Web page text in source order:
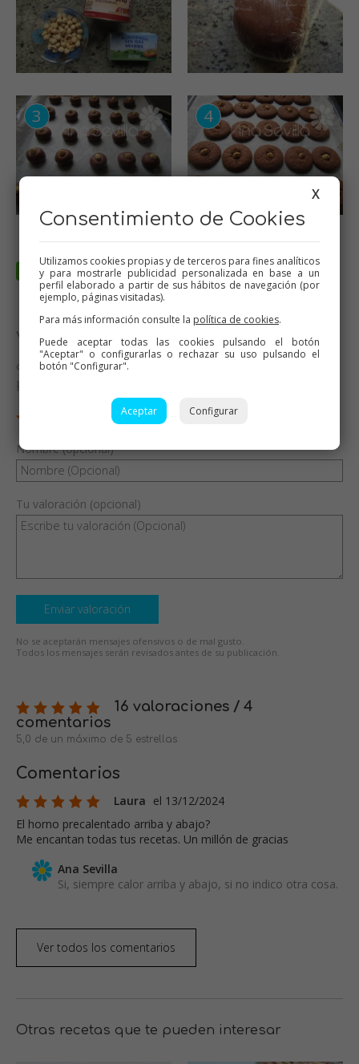
Valora esta receta
¿Te ha gustado esta receta? Valórala y dime qué
piensas
Nombre (opcional)
Tu valoración (opcional)
Enviar valoración
No se aceptarán mensajes ofensivos o de mal gusto.
Todos los mensajes serán revisados antes de su publicación.
16 valoraciones / 4
comentarios
5,0 de un máximo de 5 estrellas
Comentarios
Laura el 13/12/2024
El horno precalentado arriba y abajo?
Me encantan todas tus recetas. Un millón de gracias
Ana Sevilla
Si, siempre calor arriba y abajo, si no indico otra cosa.
Ver todos los comentarios
Otras recetas que te pueden interesar
X
Consentimiento de Cookies
Utilizamos cookies propias y de terceros para fines analíticos
y para mostrarle publicidad personalizada en base a un
perfil elaborado a partir de sus hábitos de navegación (por
ejemplo, páginas visitadas).
Para más información consulte la política de cookies.
Puede aceptar todas las cookies pulsando el botón
"Aceptar" o configurarlas o rechazar su uso pulsando el
botón "Configurar".
Aceptar Configurar